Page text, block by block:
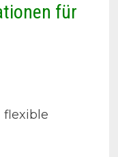
für
flexible